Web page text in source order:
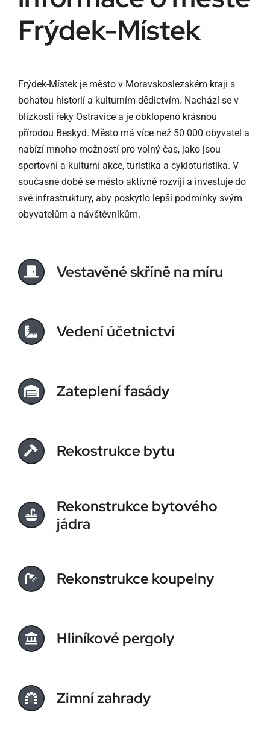
Frýdek-Místek
Frýdek-Místek je město v Moravskoslezském kraji s
bohatou historií a kulturním dědictvím. Nachází se v
blízkosti řeky Ostravice a je obklopeno krásnou
přírodou Beskyd. Město má více než 50 000 obyvatel a
nabízí mnoho možností pro volný čas, jako jsou
sportovní a kulturní akce, turistika a cykloturistika. V
současné době se město aktivně rozvíjí a investuje do
své infrastruktury, aby poskytlo lepší podmínky svým
obyvatelům a návštěvníkům.
Vestavěné skříně na míru
Vedení účetnictví
Zateplení fasády
Rekostrukce bytu
Rekonstrukce bytového
jádra
Rekonstrukce koupelny
Hliníkové pergoly
Zimní zahrady